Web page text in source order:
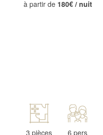
à partir de 180€ / nuit
3 pièces 6 pers